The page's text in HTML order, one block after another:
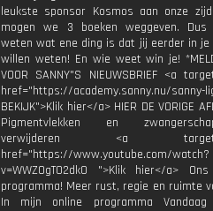
leukste sponsor Kosmos aan onze
mogen we 3 boeken weggeven.
weten wat ene ding is dat jij eerder in je
willen weten! En wie weet win je!
VOOR SANNY"S NIEUWSBRIEF <a
href="https://academy.sanny.nu/sanny-
BEKIJK">Klik hier</a> HIER DE VORIGE
Pigmentvlekken en
verwijderen <a
href="https://www.youtube.com/watch?
v=WWZOgT02dk0 ">Klik hier</a> Ons
programma! Meer rust, regie en ruimte
In mijn online programma Vandaag